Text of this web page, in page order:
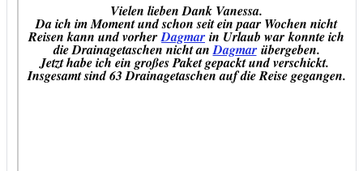
Vielen lieben Dank Vanessa.
Da ich im Moment und schon seit ein paar Wochen nicht
Reisen kann und vorherDagmar in Urlaub war konnte ich
die Drainagetaschen nicht anDagmarübergeben.
Jetzt habe ich ein großes Paket gepackt und verschickt.
Insgesamt sind 63 Drainagetaschen auf die Reise gegangen.